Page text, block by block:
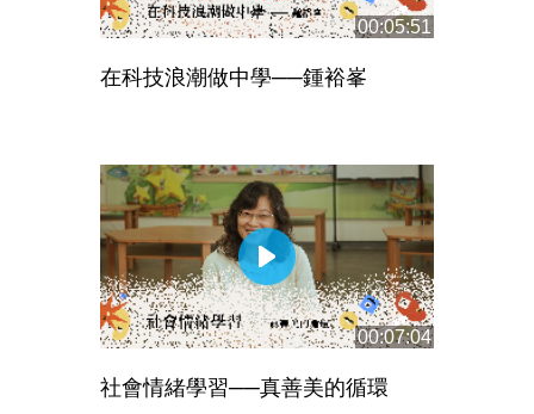
00:05:51
在科技浪潮做中學──鍾裕峯
00:07:04
社會情緒學習──真善美的循環